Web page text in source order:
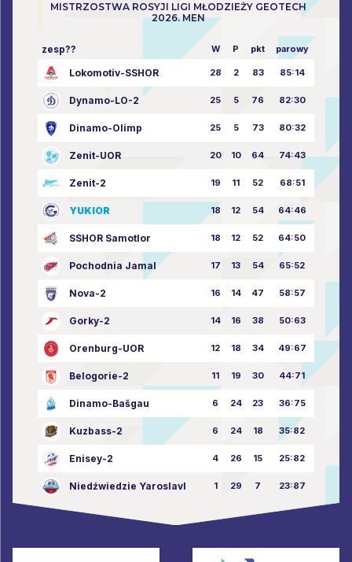
MISTRZOSTWA ROSYJI LIGI MŁODZIEŻY GEOTECH
2026. MEN
zesp?? W P pkt parowy
Lokomotiv-SSHOR 28 2 83 85:14
Dynamo-LO-2 25 5 76 82:30
Dinamo-Olimp 25 5 73 80:32
Zenit-UOR 20 10 64 74:43
Zenit-2 19 11 52 68:51
YUKIOR 18 12 54 64:46
SSHOR Samotlor 18 12 52 64:50
Pochodnia Jamal 17 13 54 65:52
Nova-2 16 14 47 58:57
Gorky-2 14 16 38 50:63
Orenburg-UOR 12 18 34 49:67
Belogorie-2 11 19 30 44:71
Dinamo-Bašgau 6 24 23 36:75
Kuzbass-2 6 24 18 35:82
Enisey-2 4 26 15 25:82
Niedźwiedzie Yaroslavl 1 29 7 23:87